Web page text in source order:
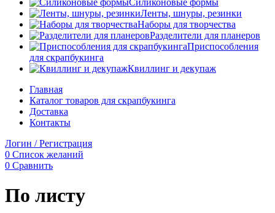
Ленты, шнуры, резинки
Наборы для творчества
Разделители для планеров
Приспособления
для скрапбукинга
Квиллинг и декупаж
Главная
Каталог товаров для скрапбукинга
Доставка
Контакты
Логин / Регистрация
0 Список желаний
0 Сравнить
По листу